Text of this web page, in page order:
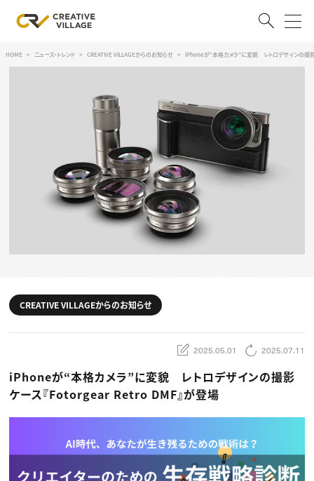
クリエイター求人を探す
CREATIVE JOB求人検索
特集求人
転職支援サービス
スキルアップしたい！
デザイン
プログラミング
動画配信・映像制作
編集・ライティング
お役立ち基礎知識
TOP Creator’s コラム
TOP Creator’s コラム トップ
Webクリエイター
マーケッター
クリエイターインタビュー
C＆R Magazine
セミナー
ニュース・トレンド
ニュース・トレンド トップ
Web
映像
CREATIVE VILLAGEからのお知らせ
HOME ニュース・トレンド CREATIVE VILLAGEからのお知らせ iPhoneが“本格カメラ”に変貌 レトロデザインの撮
CREATIVE VILLAGEからのお知らせ
2025.05.01 2025.07.11
iPhoneが“本格カメラ”に変貌 レトロデザインの撮影
ケース『Fotorgear Retro DMF』が登場